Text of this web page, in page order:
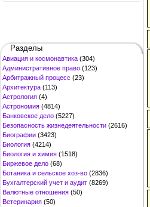
Разделы
Авиация и космонавтика (304)
Административное право (123)
Арбитражный процесс (23)
Архитектура (113)
Астрология (4)
Астрономия (4814)
Банковское дело (5227)
Безопасность жизнедеятельности (2616)
Биографии (3423)
Биология (4214)
Биология и химия (1518)
Биржевое дело (68)
Ботаника и сельское хоз-во (2836)
Бухгалтерский учет и аудит (8269)
Валютные отношения (50)
Ветеринария (50)